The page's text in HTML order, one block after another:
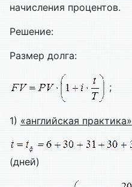
начисления процентов.
Решение:
Размер долга:
;
1) «английская практика»
(дней)